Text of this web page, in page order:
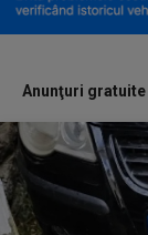
Anunţuri gratuite